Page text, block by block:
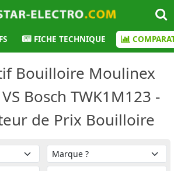
FICHE TECHNIQUE
Bouilloire Moulinex
Bosch TWK1M123 -
de Prix Bouilloire